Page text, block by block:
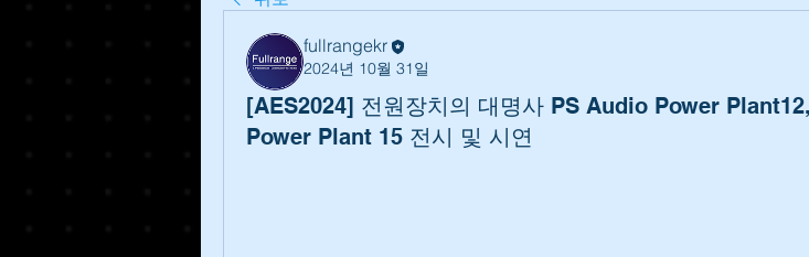
fullrangekr
2024년 10월 31일
[AES2024] 전원장치의 대명사 PS Audio Power Plant12,
Power Plant 15 전시 및 시연